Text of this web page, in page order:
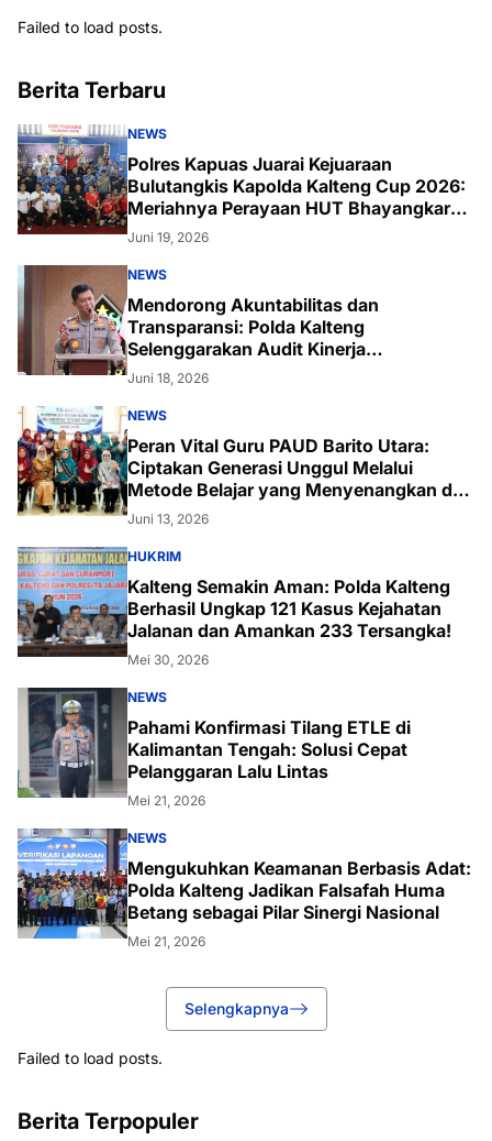
Failed to load posts.
Berita Terbaru
NEWS
Polres Kapuas Juarai Kejuaraan
Bulutangkis Kapolda Kalteng Cup 2026:
Meriahnya Perayaan HUT Bhayangkara
ke-80 di Palangka Raya
Juni 19, 2026
NEWS
Mendorong Akuntabilitas dan
Transparansi: Polda Kalteng
Selenggarakan Audit Kinerja
Komprehensif Bersama Itwasum Polri
Juni 18, 2026
NEWS
Peran Vital Guru PAUD Barito Utara:
Ciptakan Generasi Unggul Melalui
Metode Belajar yang Menyenangkan dan
Inovatif
Juni 13, 2026
HUKRIM
Kalteng Semakin Aman: Polda Kalteng
Berhasil Ungkap 121 Kasus Kejahatan
Jalanan dan Amankan 233 Tersangka!
Mei 30, 2026
NEWS
Pahami Konfirmasi Tilang ETLE di
Kalimantan Tengah: Solusi Cepat
Pelanggaran Lalu Lintas
Mei 21, 2026
NEWS
Mengukuhkan Keamanan Berbasis Adat:
Polda Kalteng Jadikan Falsafah Huma
Betang sebagai Pilar Sinergi Nasional
Mei 21, 2026
Selengkapnya
Failed to load posts.
Berita Terpopuler